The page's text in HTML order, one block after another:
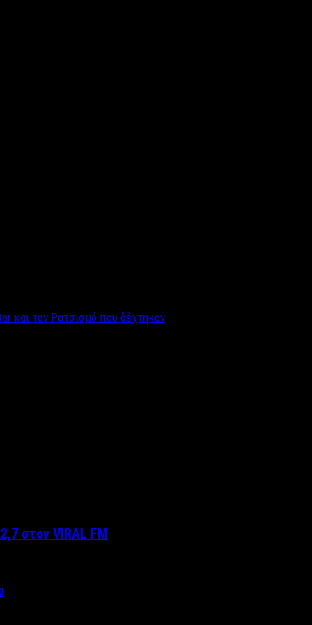
και τον Ρατσισμό που δέχτηκαν
στον VIRAL FM